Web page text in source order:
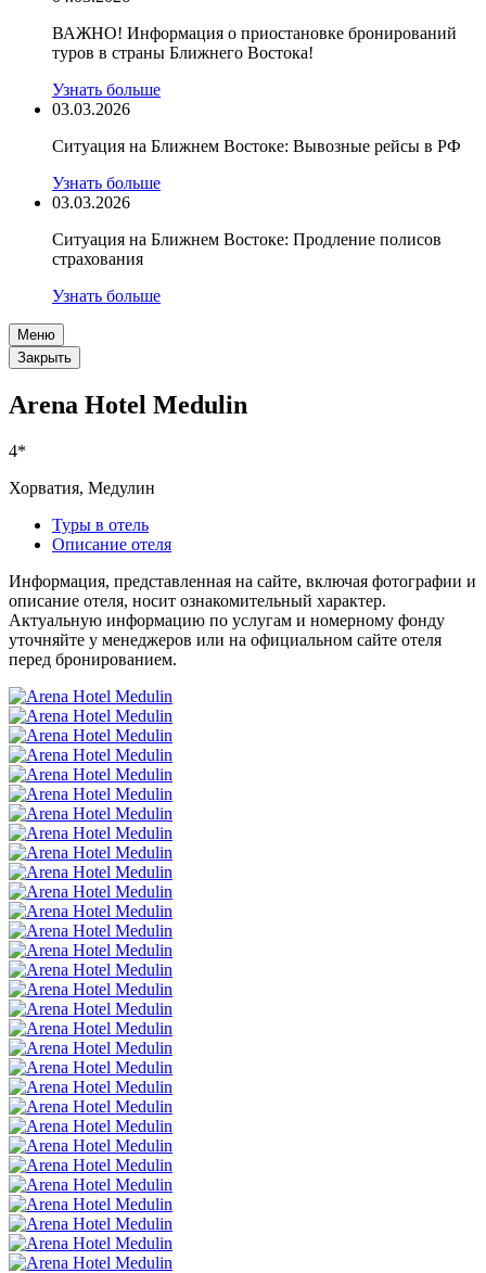
ВАЖНО! Информация о приостановке бронирований
туров в страны Ближнего Востока!
Узнать больше
03.03.2026
Ситуация на Ближнем Востоке: Вывозные рейсы в РФ
Узнать больше
03.03.2026
Ситуация на Ближнем Востоке: Продление полисов
страхования
Узнать больше
Меню
Закрыть
Arena Hotel Medulin
4*
Хорватия, Медулин
Туры в отель
Описание отеля
Информация, представленная на сайте, включая фотографии и
описание отеля, носит ознакомительный характер.
Актуальную информацию по услугам и номерному фонду
уточняйте у менеджеров или на официальном сайте отеля
перед бронированием.